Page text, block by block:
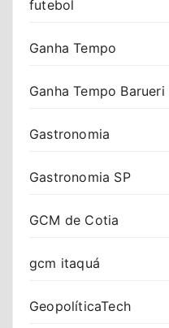
futebol
Ganha Tempo
Ganha Tempo Barueri
Gastronomia
Gastronomia SP
GCM de Cotia
gcm itaquá
GeopolíticaTech